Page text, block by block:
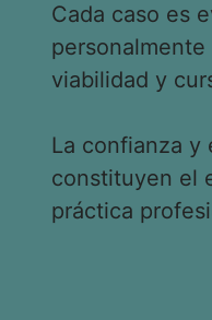
Cada caso es
viabilidad y
La confianza y
constituyen el
práctica